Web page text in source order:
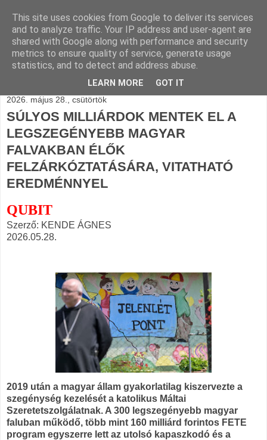
BLOGÁSZAT, napi
blogjava
2026. május 28., csütörtök
SÚLYOS MILLIÁRDOK MENTEK EL A
LEGSZEGÉNYEBB MAGYAR
FALVAKBAN ÉLŐK
FELZÁRKÓZTATÁSÁRA, VITATHATÓ
EREDMÉNNYEL
QUBIT
Szerző: KENDE ÁGNES
2026.05.28.
2019 után a magyar állam gyakorlatilag kiszervezte a
szegénység kezelését a katolikus Máltai
Szeretetszolgálatnak. A 300 legszegényebb magyar
faluban működő, több mint 160 milliárd forintos FETE
program egyszerre lett az utolsó kapaszkodó és a
This site uses cookies from Google to deliver its services
and to analyze traffic. Your IP address and user-agent are
shared with Google along with performance and security
metrics to ensure quality of service, generate usage
statistics, and to detect and address abuse.
LEARN MORE GOT IT